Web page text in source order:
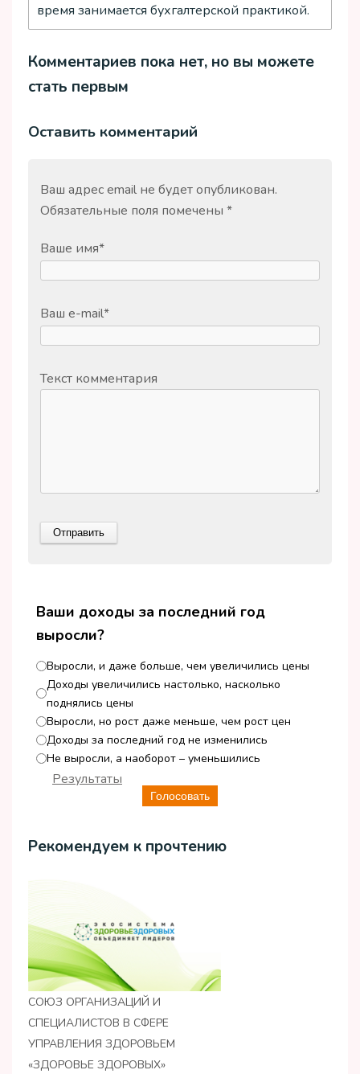
время занимается бухгалтерской практикой.
Комментариев пока нет, но вы можете
стать первым
Оставить комментарий
Ваш адрес email не будет опубликован.
Обязательные поля помечены *
Ваше имя*
Ваш e-mail*
Текст комментария
Ваши доходы за последний год
выросли?
Выросли, и даже больше, чем увеличились цены
Доходы увеличились настолько, насколько
поднялись цены
Выросли, но рост даже меньше, чем рост цен
Доходы за последний год не изменились
Не выросли, а наоборот – уменьшились
Голосовать
Результаты
Рекомендуем к прочтению
СОЮЗ ОРГАНИЗАЦИЙ И
СПЕЦИАЛИСТОВ В СФЕРЕ
УПРАВЛЕНИЯ ЗДОРОВЬЕМ
«ЗДОРОВЬЕ ЗДОРОВЫХ»